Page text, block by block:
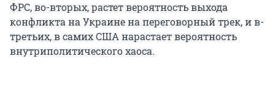
ФРС, во-вторых, растет вероятность выхода
конфликта на Украине на переговорный трек, и в-
третьих, в самих США нарастает вероятность
внутриполитического хаоса.